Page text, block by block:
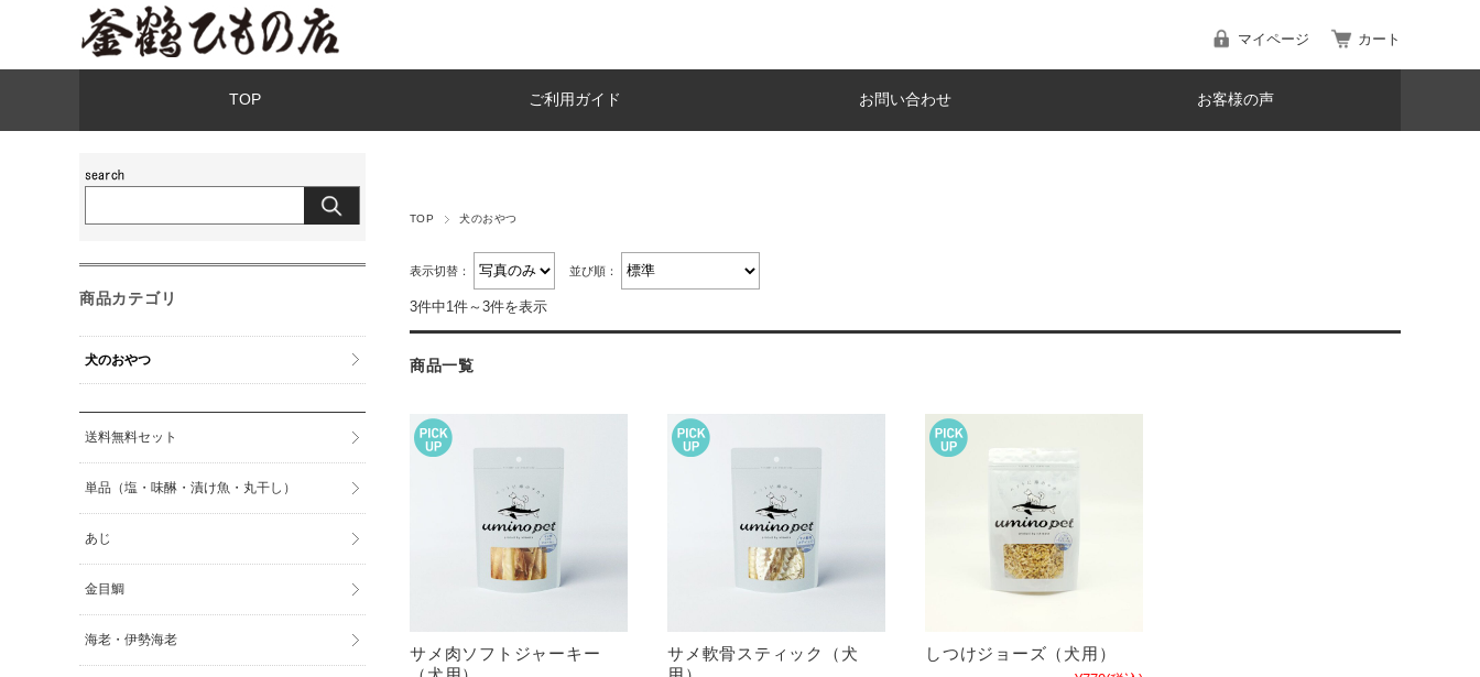
マイページ カート
TOP ご利用ガイド お問い合わせ お客様の声
TOP 犬のおやつ
表示切替： 並び順：
3件中1件～3件を表示
商品一覧
サメ肉ソフトジャーキー
サメ軟骨スティック（犬
しつけジョーズ（犬用）
商品カテゴリ
犬のおやつ
送料無料セット
単品（塩・味醂・漬け魚・丸干し）
あじ
金目鯛
海老・伊勢海老